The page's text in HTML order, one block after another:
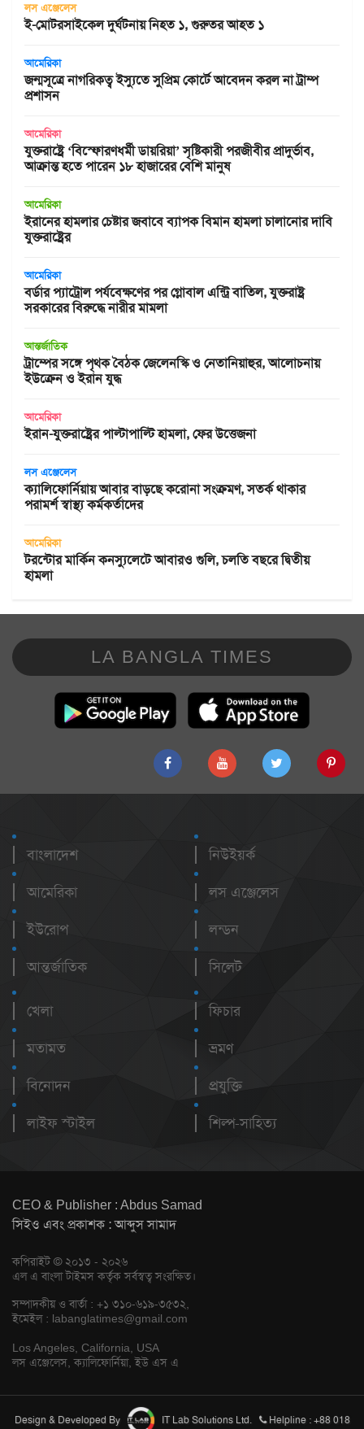
লস এঞ্জেলেস
ই-মোটরসাইকেল দুর্ঘটনায় নিহত ১, গুরুতর আহত ১
আমেরিকা
জন্মসূত্রে নাগরিকত্ব ইস্যুতে সুপ্রিম কোর্টে আবেদন করল না ট্রাম্প
প্রশাসন
আমেরিকা
যুক্তরাষ্ট্রে ‘বিস্ফোরণধর্মী ডায়রিয়া’ সৃষ্টিকারী পরজীবীর প্রাদুর্ভাব,
আক্রান্ত হতে পারেন ১৮ হাজারের বেশি মানুষ
আমেরিকা
ইরানের হামলার চেষ্টার জবাবে ব্যাপক বিমান হামলা চালানোর দাবি
যুক্তরাষ্ট্রের
আমেরিকা
বর্ডার প্যাট্রোল পর্যবেক্ষণের পর গ্লোবাল এন্ট্রি বাতিল, যুক্তরাষ্ট্র
সরকারের বিরুদ্ধে নারীর মামলা
আন্তর্জাতিক
ট্রাম্পের সঙ্গে পৃথক বৈঠক জেলেনস্কি ও নেতানিয়াহুর, আলোচনায়
ইউক্রেন ও ইরান যুদ্ধ
আমেরিকা
ইরান-যুক্তরাষ্ট্রের পাল্টাপাল্টি হামলা, ফের উত্তেজনা
লস এঞ্জেলেস
ক্যালিফোর্নিয়ায় আবার বাড়ছে করোনা সংক্রমণ, সতর্ক থাকার
পরামর্শ স্বাস্থ্য কর্মকর্তাদের
আমেরিকা
টরন্টোর মার্কিন কনস্যুলেটে আবারও গুলি, চলতি বছরে দ্বিতীয়
হামলা
LA BANGLA TIMES
বাংলাদেশ
আমেরিকা
ইউরোপ
আন্তর্জাতিক
নিউইয়র্ক
লস এঞ্জেলেস
লন্ডন
সিলেট
খেলা
মতামত
বিনোদন
লাইফ স্টাইল
ফিচার
ভ্রমণ
প্রযুক্তি
শিল্প-সাহিত্য
CEO & Publisher : Abdus Samad
সিইও এবং প্রকাশক : আব্দুস সামাদ
কপিরাইট © ২০১৩ - ২০২৬
এল এ বাংলা টাইমস কর্তৃক সর্বস্বত্ব সংরক্ষিত।
সম্পাদকীয় ও বার্তা : +১ ৩১০-৬১৯-৩৫৩২,
ইমেইল : labanglatimes@gmail.com
Los Angeles, California, USA
লস এঞ্জেলেস, ক্যালিফোর্নিয়া, ইউ এস এ
Design & Developed By IT Lab Solutions Ltd. Helpline : +88 018